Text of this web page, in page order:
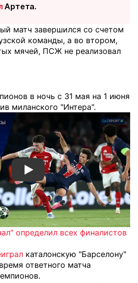
Артета.
матч завершился со счетом
команды, а во втором,
мячей, ПСЖ не реализовал
в ночь с 31 мая на 1 июня
миланского "Интера".
Смотреть видео YouTube
определил всех финалистов
каталонскую "Барселону"
ответного матча